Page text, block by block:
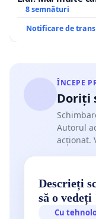
8 semnături
Notificare de
ÎNCEPE
Doriți
Autorul
acționat.
Descrieți
să o vedeți
Cu